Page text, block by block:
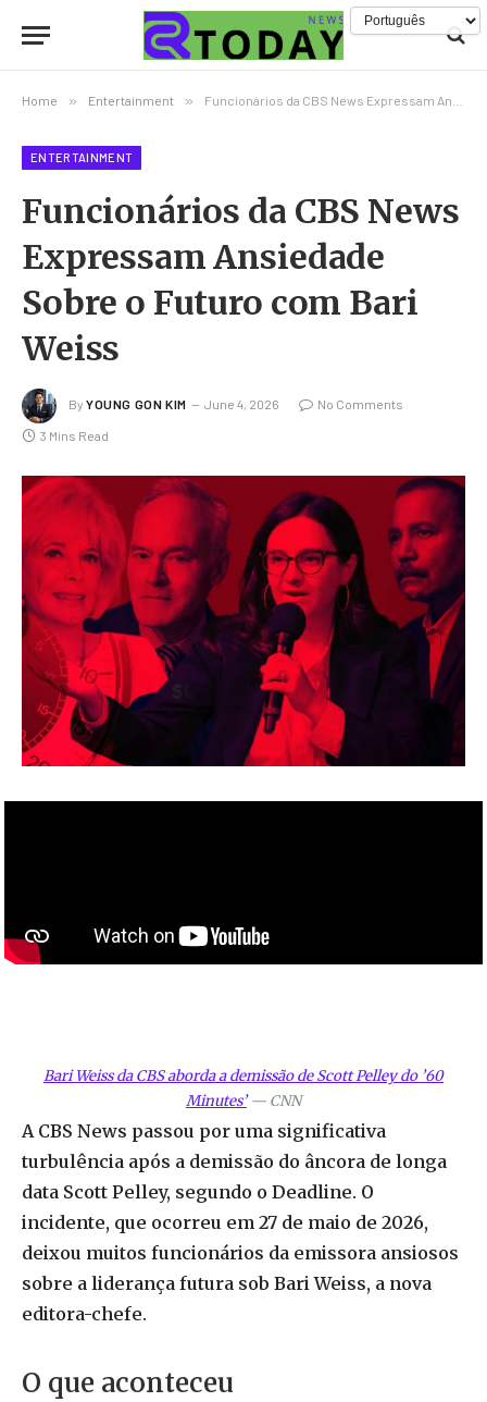
Home » Entertainment » Funcionários da CBS News Expressam Ansiedade Sobre o Futuro com Bari Weiss
ENTERTAINMENT
Funcionários da CBS News
Expressam Ansiedade
Sobre o Futuro com Bari
Weiss
By YOUNG GON KIM June 4, 2026 No Comments
3 Mins Read
Bari Weiss da CBS aborda a demissão de Scott Pelley do ’60
Minutes’— CNN
A CBS News passou por uma significativa
turbulência após a demissão do âncora de longa
data Scott Pelley, segundo o Deadline. O
incidente, que ocorreu em 27 de maio de 2026,
deixou muitos funcionários da emissora ansiosos
sobre a liderança futura sob Bari Weiss, a nova
editora-chefe.
O que aconteceu